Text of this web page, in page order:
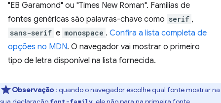
"EB Garamond" ou "Times New Roman". Famílias de
fontes genéricas são palavras-chave como serif ,
sans-serif e monospace . Confira a lista completa de
opções no MDN. O navegador vai mostrar o primeiro
tipo de letra disponível na lista fornecida.
Observação : quando o navegador escolhe qual fonte mostrar na